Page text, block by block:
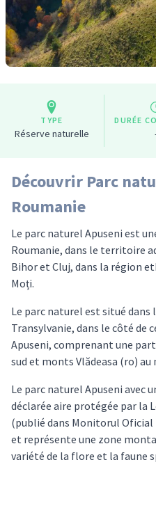
TYPE
Réserve naturelle
DURÉE
Découvrir Parc
Roumanie
Le parc naturel Apuseni est
Roumanie, dans le territoire
Bihor et Cluj, dans la région
Moți.
Le parc naturel est situé dans
Transylvanie, dans le côté de
Apuseni, comprenant une
sud et monts Vlădeasa (ro) au
Le parc naturel Apuseni avec
déclarée aire protégée par la
(publié dans Monitorul Oficial
et représente une zone
variété de la flore et la faune